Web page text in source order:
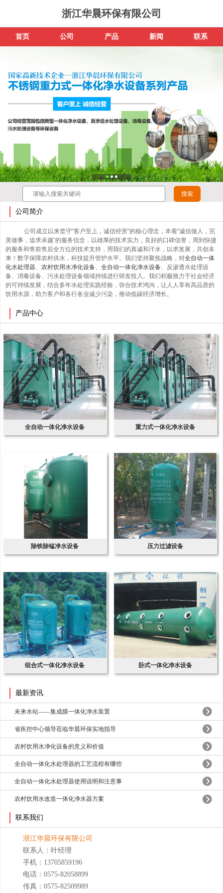
浙江华晨环保有限公司
首页 公司 产品 新闻 联系
公司简介
公司成立以来坚守“客户至上，诚信经营”的核心理念，本着“诚信做人，完
美做事，追求卓越”的服务信念，以雄厚的技术实力，良好的口碑信誉，周到快捷
的服务和售前售后全方位的技术支持，用我们的真诚和汗水，以求发展，共创未
来！数字保障农村供水，科技提升管护水平。我们坚持聚焦战略，对全自动一体
化水处理器、农村饮用水净化设备、全自动一体化净水设备、反渗透水处理设
备、消毒设备、污水处理设备领域持续进行研发投入。我们积极致力于社会经济
的可持续发展，结合多年水处理实践经验，弥合技术鸿沟，让人人享有高品质的
饮用水源，助力客户和各行各业减少污染，推动低碳经济增长。
产品中心
全自动一体化净水设备 重力式一体化净水设备
除铁除锰净水设备 压力过滤设备
组合式一体化净水设备 卧式一体化净水设备
最新资讯
未来水站——集成膜一体化净水装置
省疾控中心领导莅临华晨环保实地指导
农村饮用水净化设备的意义和价值
全自动一体化水处理器的工艺流程有哪些
全自动一体化水处理器使用说明和注意事
农村饮用水改造一体化净水器方案
联系我们
浙江华晨环保有限公司
联系人：叶经理
手机：13705859196
电话：0575-82058899
传真：0575-82509989